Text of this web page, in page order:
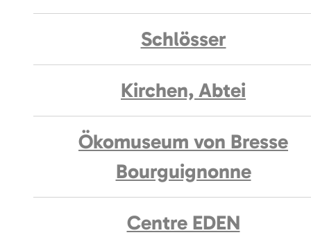
Schlösser
Kirchen, Abtei
Ökomuseum von Bresse
Bourguignonne
Centre EDEN